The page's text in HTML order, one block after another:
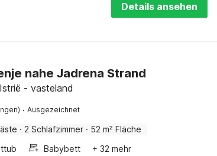
Details ansehen
nahe Jadrena Strand
- vasteland
· Ausgezeichnet
· 2 Schlafzimmer · 52 m² Fläche
Babybett
+ 32 mehr